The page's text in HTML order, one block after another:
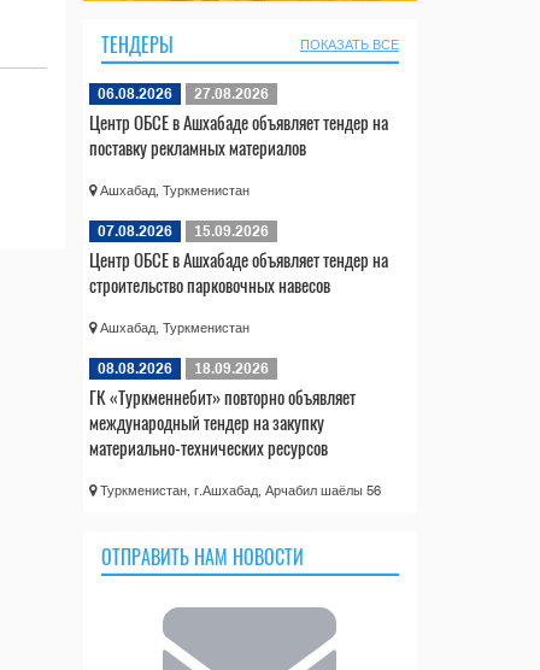
ТЕНДЕРЫ ПОКАЗАТЬ ВСЕ
06.08.2026 27.08.2026
Центр ОБСЕ в Ашхабаде объявляет тендер на
поставку рекламных материалов
Ашхабад, Туркменистан
07.08.2026 15.09.2026
Центр ОБСЕ в Ашхабаде объявляет тендер на
строительство парковочных навесов
Ашхабад, Туркменистан
08.08.2026 18.09.2026
ГК «Туркменнебит» повторно объявляет
международный тендер на закупку
материально-технических ресурсов
Туркменистан, г.Ашхабад, Арчабил шаёлы 56
ОТПРАВИТЬ НАМ НОВОСТИ